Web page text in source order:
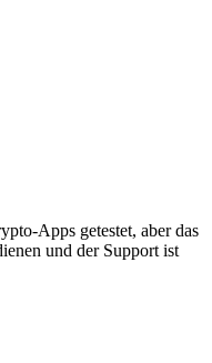
Apps getestet, aber das
und der Support ist